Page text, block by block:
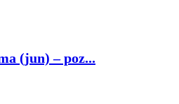
(jun) – poz...